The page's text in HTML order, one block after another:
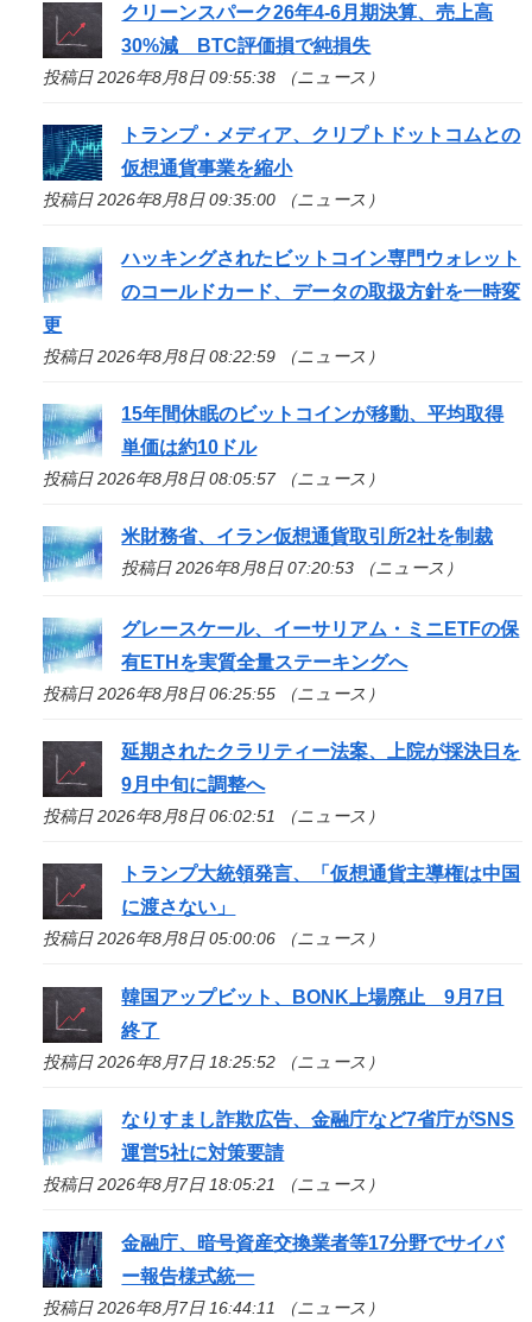
クリーンスパーク26年4-6月期決算、売上高
30%減 BTC評価損で純損失
投稿日 2026年8月8日 09:55:38 （ニュース）
トランプ・メディア、クリプトドットコムとの
仮想通貨事業を縮小
投稿日 2026年8月8日 09:35:00 （ニュース）
ハッキングされたビットコイン専門ウォレット
のコールドカード、データの取扱方針を一時変
更
投稿日 2026年8月8日 08:22:59 （ニュース）
15年間休眠のビットコインが移動、平均取得
単価は約10ドル
投稿日 2026年8月8日 08:05:57 （ニュース）
米財務省、イラン仮想通貨取引所2社を制裁
投稿日 2026年8月8日 07:20:53 （ニュース）
グレースケール、イーサリアム・ミニETFの保
有ETHを実質全量ステーキングへ
投稿日 2026年8月8日 06:25:55 （ニュース）
延期されたクラリティー法案、上院が採決日を
9月中旬に調整へ
投稿日 2026年8月8日 06:02:51 （ニュース）
トランプ大統領発言、「仮想通貨主導権は中国
に渡さない」
投稿日 2026年8月8日 05:00:06 （ニュース）
韓国アップビット、BONK上場廃止 9月7日
終了
投稿日 2026年8月7日 18:25:52 （ニュース）
なりすまし詐欺広告、金融庁など7省庁がSNS
運営5社に対策要請
投稿日 2026年8月7日 18:05:21 （ニュース）
金融庁、暗号資産交換業者等17分野でサイバ
ー報告様式統一
投稿日 2026年8月7日 16:44:11 （ニュース）